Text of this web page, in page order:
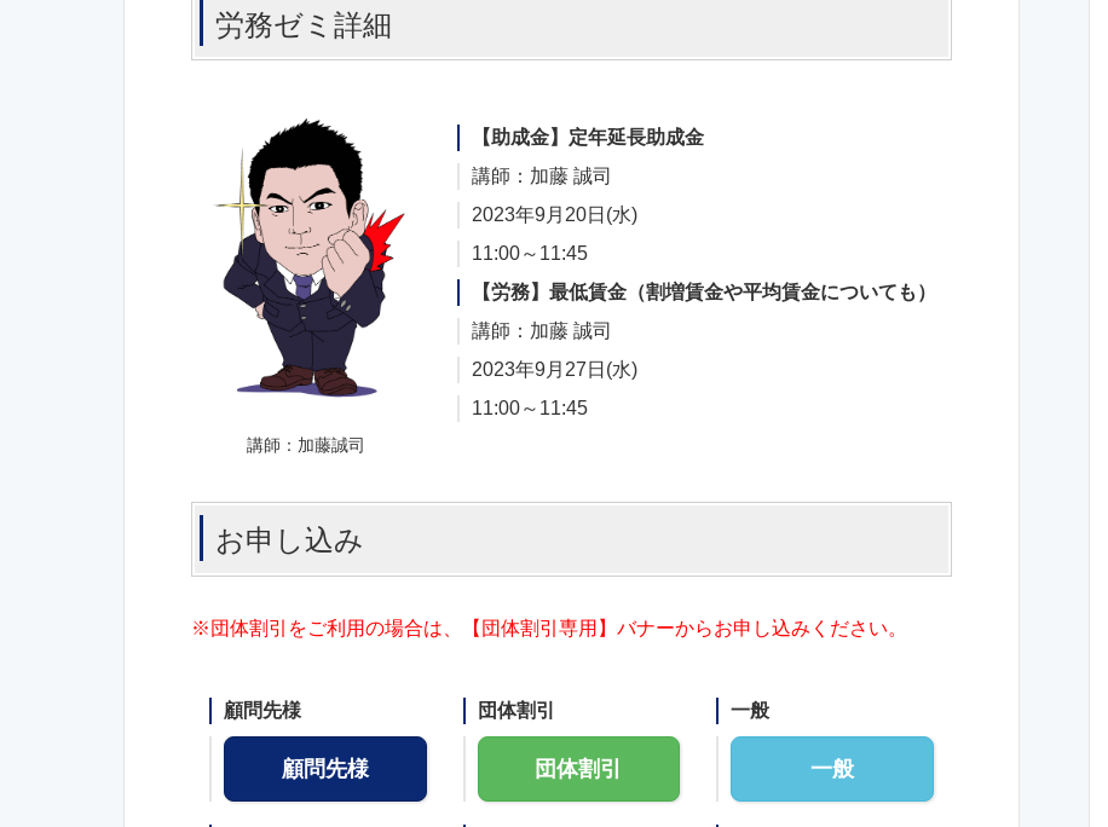
労務ゼミ詳細
講師：加藤誠司
【助成金】定年延長助成金
講師：加藤 誠司
2023年9月20日(水)
11:00～11:45
【労務】最低賃金（割増賃金や平均賃金についても）
講師：加藤 誠司
2023年9月27日(水)
11:00～11:45
お申し込み
※団体割引をご利用の場合は、【団体割引専用】バナーからお申し込みください。
顧問先様
顧問先様
団体割引
団体割引
一般
一般